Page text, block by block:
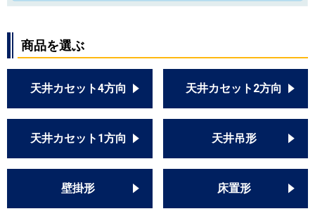
PCZ-ZRMP56SK5
日立
RPC-GP56RGHJ2
RPC-GP56RGH2
RPC-AP56GHJ7
RPC-AP56GH7
RPC-GP56RGHJ4
RPC-GP56RGH4
RPC-GP56RGHJ3
RPC-GP56RGH3
RPC-GP56RGHJ1
RPC-GP56RGH1
商品を選ぶ
天井カセット4方向 天井カセット2方向
天井カセット1方向 天井吊形
壁掛形 床置形